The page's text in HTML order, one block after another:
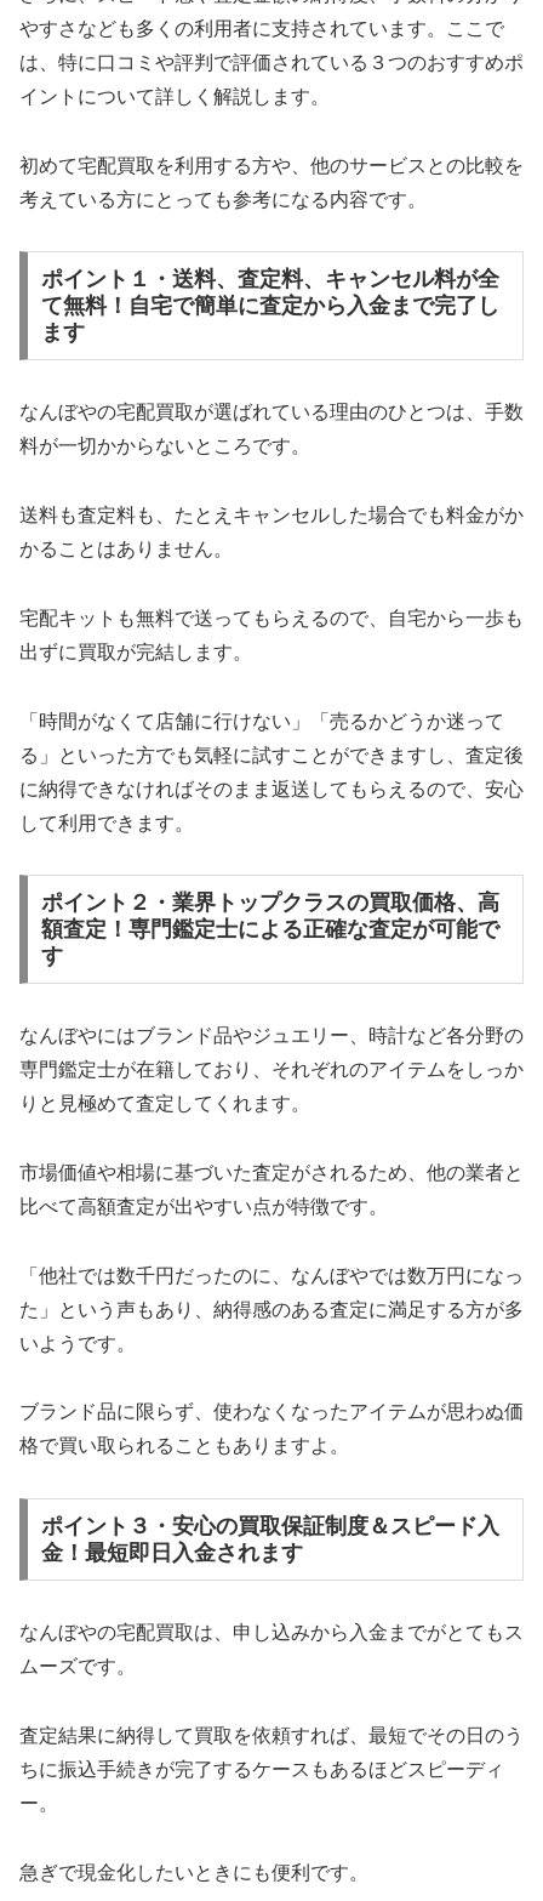
やすさなども多くの利用者に支持されています。ここで
は、特に口コミや評判で評価されている３つのおすすめポ
イントについて詳しく解説します。
初めて宅配買取を利用する方や、他のサービスとの比較を
考えている方にとっても参考になる内容です。
ポイント１・送料、査定料、キャンセル料が全
て無料！自宅で簡単に査定から入金まで完了し
ます
なんぼやの宅配買取が選ばれている理由のひとつは、手数
料が一切かからないところです。
送料も査定料も、たとえキャンセルした場合でも料金がか
かることはありません。
宅配キットも無料で送ってもらえるので、自宅から一歩も
出ずに買取が完結します。
「時間がなくて店舗に行けない」「売るかどうか迷って
る」といった方でも気軽に試すことができますし、査定後
に納得できなければそのまま返送してもらえるので、安心
して利用できます。
ポイント２・業界トップクラスの買取価格、高
額査定！専門鑑定士による正確な査定が可能で
す
なんぼやにはブランド品やジュエリー、時計など各分野の
専門鑑定士が在籍しており、それぞれのアイテムをしっか
りと見極めて査定してくれます。
市場価値や相場に基づいた査定がされるため、他の業者と
比べて高額査定が出やすい点が特徴です。
「他社では数千円だったのに、なんぼやでは数万円になっ
た」という声もあり、納得感のある査定に満足する方が多
いようです。
ブランド品に限らず、使わなくなったアイテムが思わぬ価
格で買い取られることもありますよ。
ポイント３・安心の買取保証制度＆スピード入
金！最短即日入金されます
なんぼやの宅配買取は、申し込みから入金までがとてもス
ムーズです。
査定結果に納得して買取を依頼すれば、最短でその日のう
ちに振込手続きが完了するケースもあるほどスピーディ
ー。
急ぎで現金化したいときにも便利です。